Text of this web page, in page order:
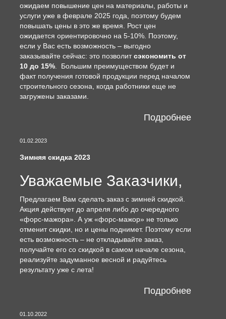
ожидаем повышение цен на материалы, работы и
услуги уже в феврале 2025 года, поэтому будем
повышать цены в это же время. Рост цен
ожидается ориентировочно на 5-10%. Поэтому,
если у Вас есть возможность – выгодно
заказывайте сейчас: это позволитсэкономить от
10 до 15% . Большим преимуществом будет и
факт получения готовой продукции перед началом
строительного сезона, когда работники еще не
загружены заказами.
Подробнее
01.02.2023
Зимняя скидка 2023
Уважаемые Заказчики,
Предлагаем Вам сделать заказ с зимней скидкой.
Акция действует до апреля либо до очередного
«форс-мажора». А уж «форс-мажор» не только
отменит скидки, но и цены поднимет. Поэтому если
есть возможность – не откладывайте заказ,
получайте его со скидкой в самом начале сезона,
реализуйте задуманное весной и радуйтесь
результату уже с лета!
Подробнее
01.10.2022